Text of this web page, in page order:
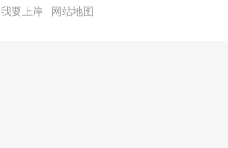
我要上岸 网站地图